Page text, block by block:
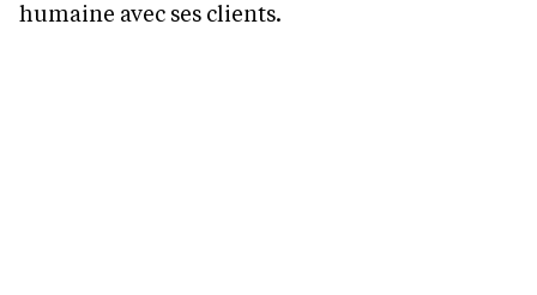
humaine avec ses clients.